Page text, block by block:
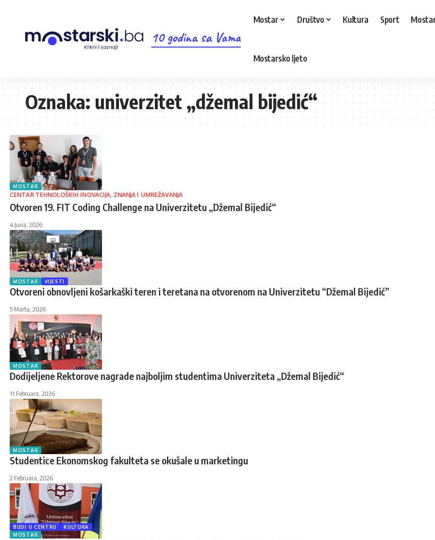
10 godina sa Vama
Mostar Društvo Kultura Sport
Mostarsko ljeto
Oznaka:univerzitet „džemal bijedić“
MOSTAR
CENTAR TEHNOLOŠKIH INOVACIJA, ZNANJA I UMREŽAVANJA
Otvoren 19. FIT Coding Challenge na Univerzitetu „Džemal Bijedić“
4 Juna, 2026
MOSTAR VIJESTI
Otvoreni obnovljeni košarkaški teren i teretana na otvorenom na Univerzitetu “Džemal Bijedić”
5 Marta, 2026
MOSTAR
Dodijeljene Rektorove nagrade najboljim studentima Univerziteta „Džemal Bijedić“
11 Februara, 2026
MOSTAR
Studentice Ekonomskog fakulteta se okušale u marketingu
2 Februara, 2026
BUDI U CENTRU
KULTURA
MOSTAR